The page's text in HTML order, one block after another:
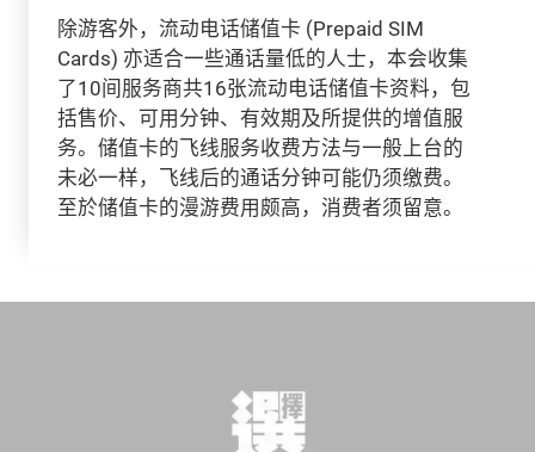
除游客外，流动电话储值卡 (Prepaid SIM
Cards) 亦适合一些通话量低的人士，本会收集
了10间服务商共16张流动电话储值卡资料，包
括售价、可用分钟、有效期及所提供的增值服
务。储值卡的飞线服务收费方法与一般上台的
未必一样，飞线后的通话分钟可能仍须缴费。
至於储值卡的漫游费用颇高，消费者须留意。